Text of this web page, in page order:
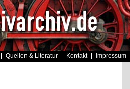
Quellen & Literatur Kontakt Impressum